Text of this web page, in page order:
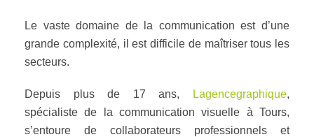
Le vaste domaine de la communication est d’une
grande complexité, il est difficile de maîtriser tous les
secteurs.
Depuis plus de 17 ans, Lagencegraphique,
spécialiste de la communication visuelle à Tours,
s’entoure de collaborateurs professionnels et